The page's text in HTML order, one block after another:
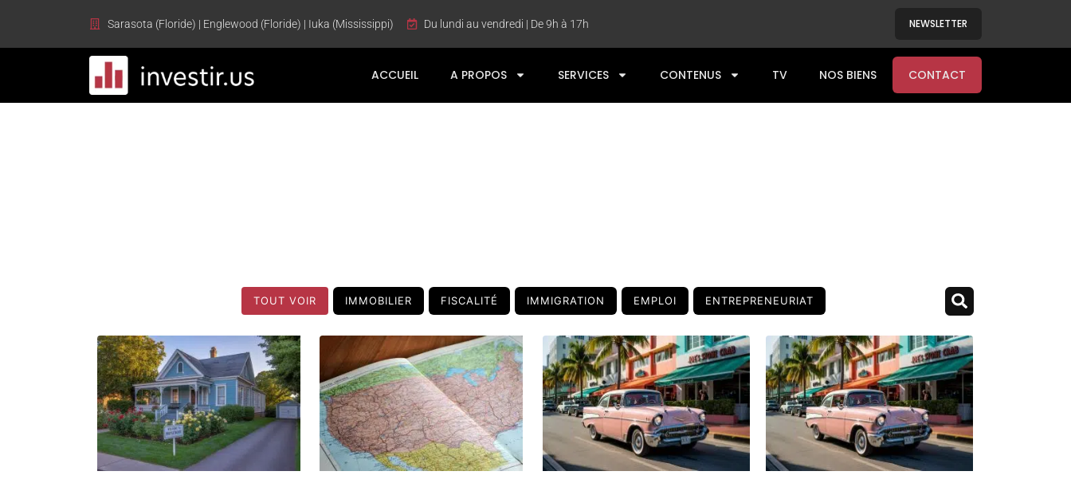
Sarasota (Floride) | Englewood (Floride) | Iuka (Mississippi) Du lundi au vendredi | De 9h à 17h NEWSLETTER
ACCUEIL A PROPOS SERVICES CONTENUS TV NOS BIENS CONTACT
TOUT VOIR IMMOBILIER FISCALITÉ IMMIGRATION EMPLOI ENTREPRENEURIAT